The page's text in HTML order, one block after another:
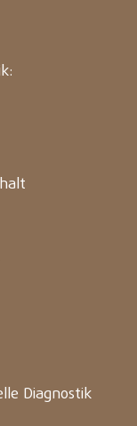
Diagnostik